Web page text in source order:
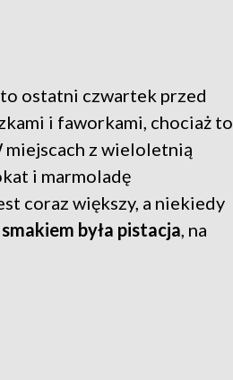
ostatni czwartek przed
i faworkami, chociaż to
miejscach z wieloletnią
i marmoladę
coraz większy, a niekiedy
była pistacja , na